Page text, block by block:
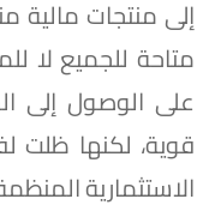
إلى منتجات
متاحة للجميع لا
على الوصول إلى
قوية، لكنها ظلت
الاستثمارية